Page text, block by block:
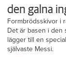
den galna
Formbrödsskivor i
Det är basen i den
lägger till en
självaste Messi.